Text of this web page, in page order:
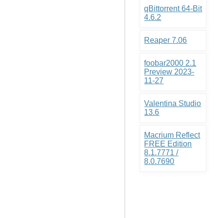
qBittorrent 64-Bit
4.6.2
Reaper 7.06
foobar2000 2.1
Preview 2023-
11-27
Valentina Studio
13.6
Macrium Reflect
FREE Edition
8.1.7771 /
8.0.7690